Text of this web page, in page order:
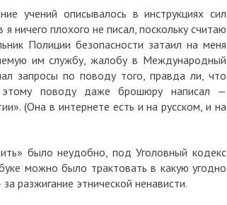
учений описывалось в инструкциях сил
ничего плохого не писал, поскольку считаю
Полиции безопасности затаил на меня
им службу, жалобу в Международный
запросы по поводу того, правда ли, что
этому поводу даже брошюру написал —
(Она в интернете есть и на русском, и на
было неудобно, под Уголовный кодекс
можно было трактовать в какую угодно
разжигание этнической ненависти.